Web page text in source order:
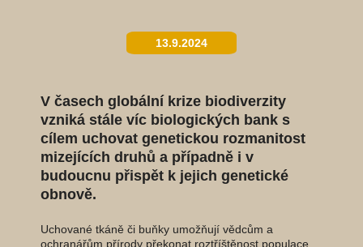
13.9.2024
V časech globální krize biodiverzity
vzniká stále víc biologických bank s
cílem uchovat genetickou rozmanitost
mizejících druhů a případně i v
budoucnu přispět k jejich genetické
obnově.
Uchované tkáně či buňky umožňují vědcům a
ochranářům přírody překonat roztříštěnost populace